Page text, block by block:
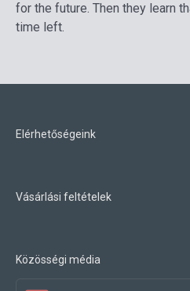
for the future. Then they learn
time left.
Elérhetőségeink
Vásárlási feltételek
Közösségi média